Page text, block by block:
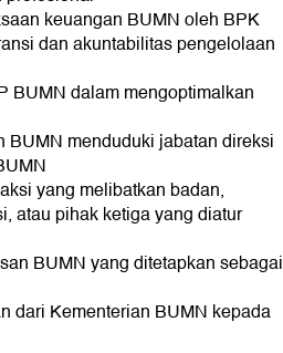
keuangan BUMN oleh BPK
dan akuntabilitas pengelolaan
BUMN dalam mengoptimalkan
BUMN menduduki jabatan direksi
yang melibatkan badan,
atau pihak ketiga yang diatur
BUMN yang ditetapkan sebagai
dari Kementerian BUMN kepada